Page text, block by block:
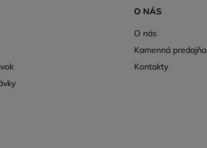
O NÁS
O nás
Kamenná predajňa
Kontakty